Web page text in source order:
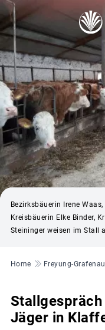
Bezirksbäuerin Irene
Kreisbäuerin Elke Binder,
Steininger weisen im Stall
Pfadnavigation
Home Freyung-Grafenau
Jäger in